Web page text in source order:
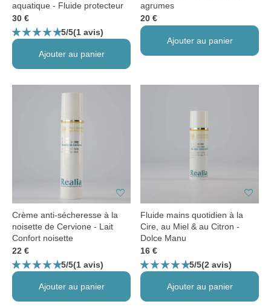
aquatique - Fluide protecteur
30 €
star_ratestar_ratestar_ratestar_ratestar_rate5/5(1 avis)
Ajouter au panier
agrumes
20 €
Ajouter au panier
favorite
Crème anti-sécheresse à la
noisette de Cervione - Lait
Confort noisette
22 €
star_ratestar_ratestar_ratestar_ratestar_rate5/5(1 avis)
Ajouter au panier
favorite
Fluide mains quotidien à la
Cire, au Miel & au Citron -
Dolce Manu
16 €
star_ratestar_ratestar_ratestar_ratestar_rate5/5(2 avis)
Ajouter au panier